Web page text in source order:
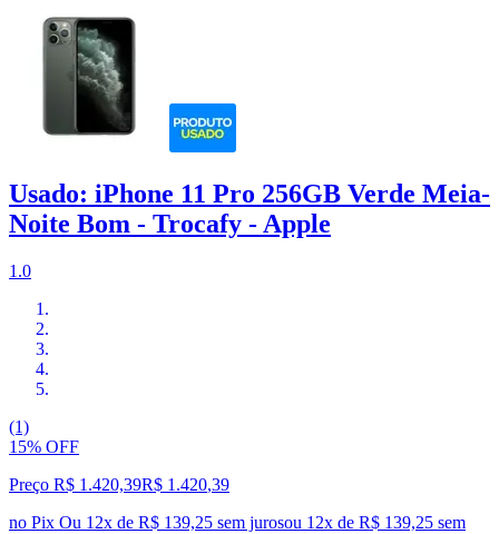
Usado: iPhone 11 Pro 256GB Verde Meia-
Noite Bom - Trocafy - Apple
1.0
(1)
15% OFF
Preço R$ 1.420,39R$ 1.420,39
no Pix Ou 12x de R$ 139,25 sem jurosou 12x de R$ 139,25 sem